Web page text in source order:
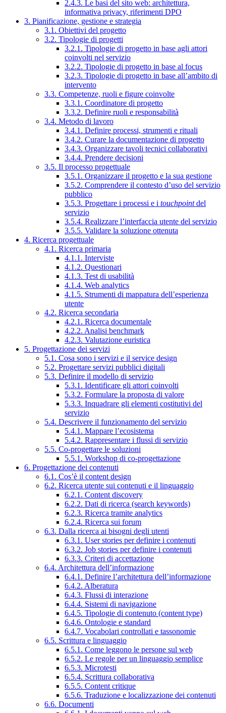
2.4.3. Le basi del sito web: architettura,
informativa privacy, riferimenti DPO
3. Pianificazione, gestione e strategia
3.1. Obiettivi del progetto
3.2. Tipologie di progetti
3.2.1. Tipologie di progetto in base agli attori
coinvolti nel servizio
3.2.2. Tipologie di progetto in base al focus
3.2.3. Tipologie di progetto in base all’ambito di
intervento
3.3. Competenze, ruoli e figure coinvolte
3.3.1. Coordinatore di progetto
3.3.2. Definire ruoli e responsabilità
3.4. Metodo di lavoro
3.4.1. Definire processi, strumenti e rituali
3.4.2. Curare la documentazione di progetto
3.4.3. Organizzare tavoli tecnici collaborativi
3.4.4. Prendere decisioni
3.5. Il processo progettuale
3.5.1. Organizzare il progetto e la sua gestione
3.5.2. Comprendere il contesto d’uso del servizio
pubblico
3.5.3. Progettare i processi e i touchpointdel
servizio
3.5.4. Realizzare l’interfaccia utente del servizio
3.5.5. Validare la soluzione ottenuta
4. Ricerca progettuale
4.1. Ricerca primaria
4.1.1. Interviste
4.1.2. Questionari
4.1.3. Test di usabilità
4.1.4. Web analytics
4.1.5. Strumenti di mappatura dell’esperienza
utente
4.2. Ricerca secondaria
4.2.1. Ricerca documentale
4.2.2. Analisi benchmark
4.2.3. Valutazione euristica
5. Progettazione dei servizi
5.1. Cosa sono i servizi e il service design
5.2. Progettare servizi pubblici digitali
5.3. Definire il modello di servizio
5.3.1. Identificare gli attori coinvolti
5.3.2. Formulare la proposta di valore
5.3.3. Inquadrare gli elementi costitutivi del
servizio
5.4. Descrivere il funzionamento del servizio
5.4.1. Mappare l’ecosistema
5.4.2. Rappresentare i flussi di servizio
5.5. Co-progettare le soluzioni
5.5.1. Workshop di co-progettazione
6. Progettazione dei contenuti
6.1. Cos’è il content design
6.2. Ricerca utente sui contenuti e il linguaggio
6.2.1. Content discovery
6.2.2. Dati di ricerca (search keywords)
6.2.3. Ricerca tramite analytics
6.2.4. Ricerca sui forum
6.3. Dalla ricerca ai bisogni degli utenti
6.3.1. User stories per definire i contenuti
6.3.2. Job stories per definire i contenuti
6.3.3. Criteri di accettazione
6.4. Architettura dell’informazione
6.4.1. Definire l’architettura dell’informazione
6.4.2. Alberatura
6.4.3. Flussi di interazione
6.4.4. Sistemi di navigazione
6.4.5. Tipologie di contenuto (content type)
6.4.6. Ontologie e standard
6.4.7. Vocabolari controllati e tassonomie
6.5. Scrittura e linguaggio
6.5.1. Come leggono le persone sul web
6.5.2. Le regole per un linguaggio semplice
6.5.3. Microtesti
6.5.4. Scrittura collaborativa
6.5.5. Content critique
6.5.6. Traduzione e localizzazione dei contenuti
6.6. Documenti